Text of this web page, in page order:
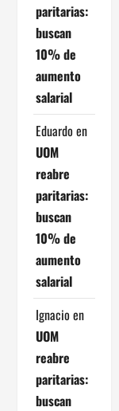
paritarias:
buscan
10% de
aumento
salarial
Eduardo en
UOM
reabre
paritarias:
buscan
10% de
aumento
salarial
Ignacio en
UOM
reabre
paritarias:
buscan